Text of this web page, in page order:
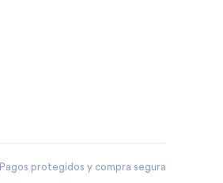
Pagos protegidos y compra segura